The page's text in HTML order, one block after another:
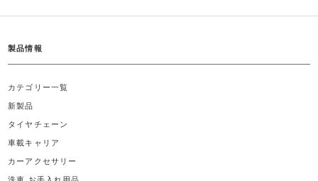
製品情報
カテゴリー一覧
新製品
タイヤチェーン
車載キャリア
カーアクセサリー